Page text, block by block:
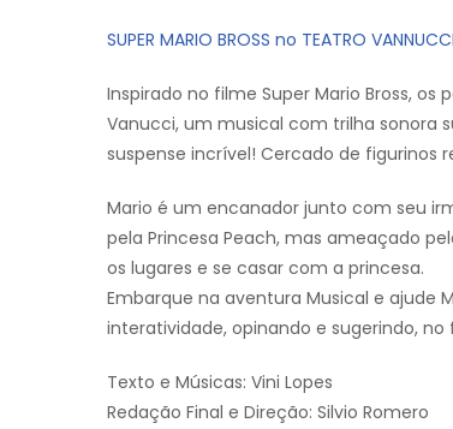
SUPER MARIO BROSS no TEATRO VANNUCCI
Inspirado no filme Super Mario Bross,
Vanucci, um musical com trilha sonora
suspense incrível! Cercado de figurinos
Mario é um encanador junto com seu
pela Princesa Peach, mas ameaçado
os lugares e se casar com a princesa.
Embarque na aventura Musical e ajude
interatividade, opinando e sugerindo,
Texto e Músicas: Vini Lopes
Redação Final e Direção: Silvio Romero